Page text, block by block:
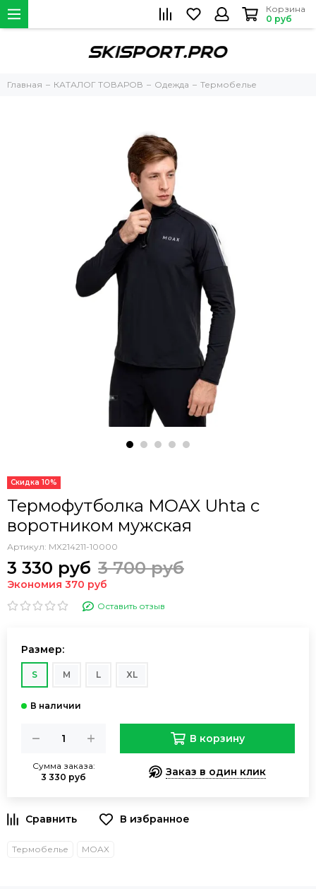
Корзина
0 руб
Главная КАТАЛОГ ТОВАРОВ Одежда Термобелье
Скидка 10%
Термофутболка MOAX Uhta с
воротником мужская
Артикул: MX214211-10000
3 330 руб 3 700 руб
Экономия 370 руб
Оставить отзыв
Размер:
S M L XL
Сумма заказа:
3 330 руб
В корзину
Заказ в один клик
Термобелье MOAX